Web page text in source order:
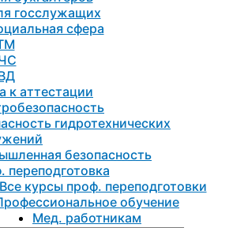
госслужащих
сфера
к aттестации
гидротехнических
безопасность
переподготовка
Все курсы проф. переподготовки
обучение
Мед. работникам